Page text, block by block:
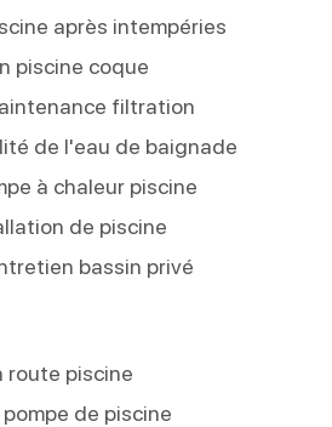
après intempéries
piscine coque
filtration
de l'eau de baignade
à chaleur piscine
de piscine
bassin privé
route piscine
de piscine